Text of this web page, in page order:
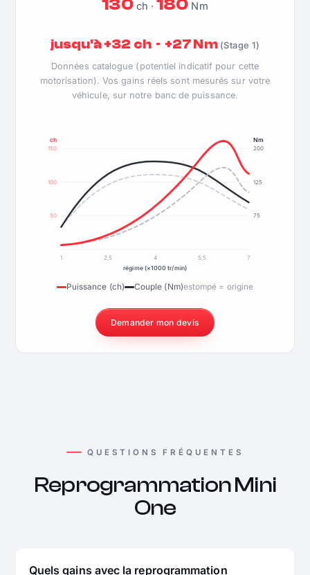
130ch ·180 Nm
jusqu'à +32 ch · +27 Nm (Stage 1)
Données catalogue (potentiel indicatif pour cette
motorisation). Vos gains réels sont mesurés sur votre
véhicule, sur notre banc de puissance.
50
100
150
75
125
200
ch Nm
1 2,5 4 5,5
7
régime (×1000 tr/min)
Puissance (ch) Couple (Nm)estompé = origine
Demander mon devis
QUESTIONS FRÉQUENTES
Reprogrammation Mini
One
Quels gains avec la reprogrammation